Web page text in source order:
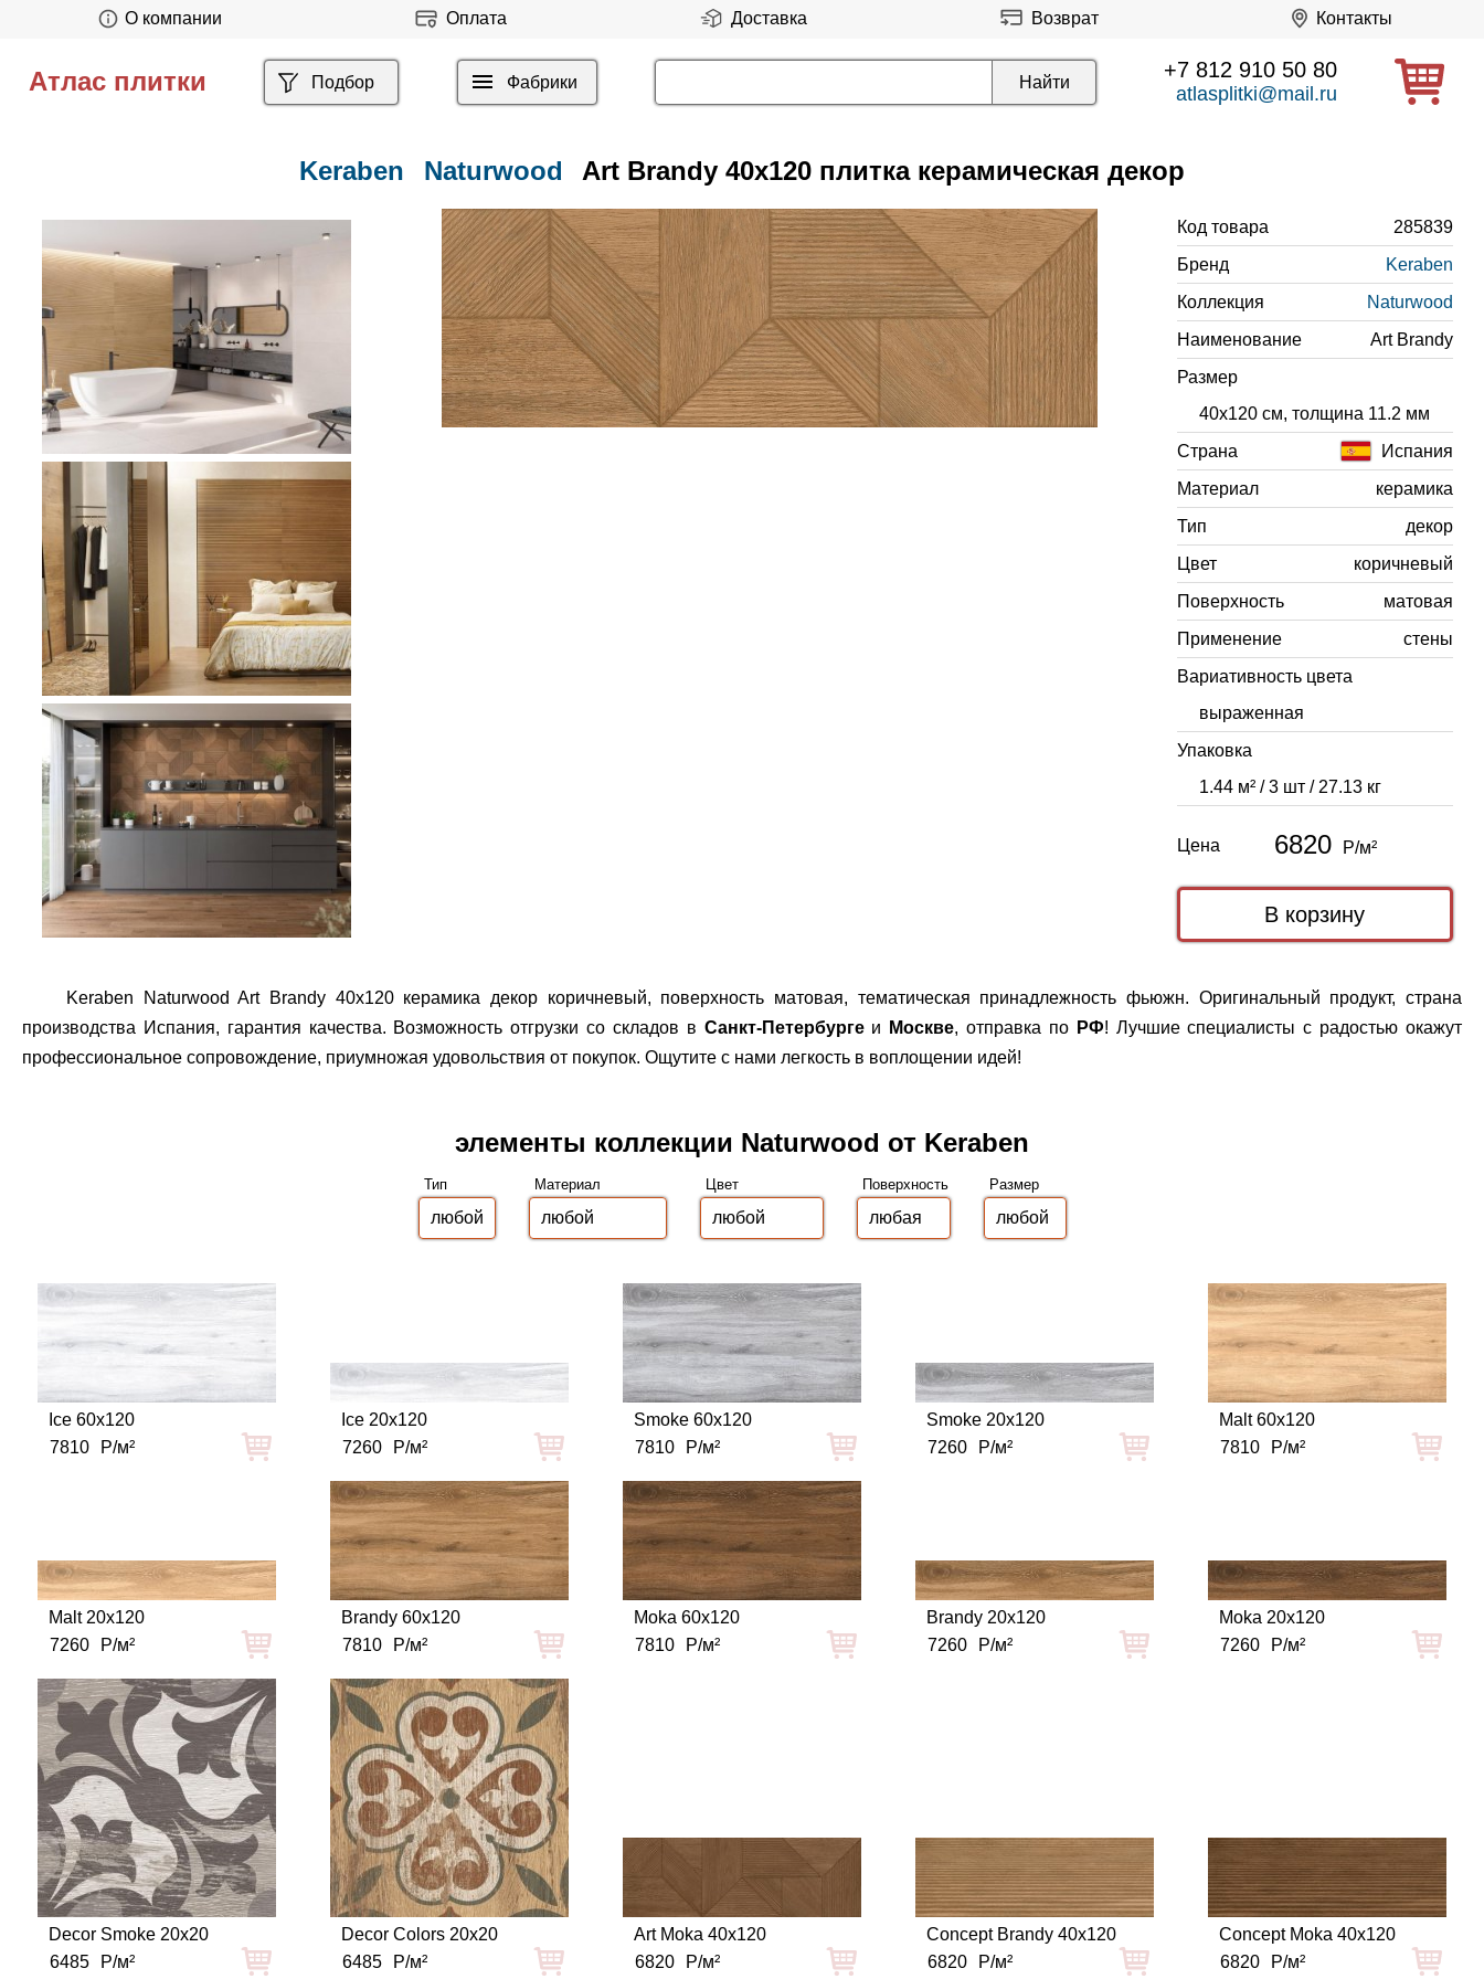
О компании Оплата Доставка Возврат Контакты
Атлас плитки Подбор Фабрики +7 812 910 50 80
atlasplitki@mail.ru
Keraben Naturwood Art Brandy 40x120 плитка керамическая декор
Код товара
285839
Бренд
Keraben
Коллекция
Naturwood
Наименование
Art Brandy
Размер
40x120 см, толщина 11.2 мм
Страна
Испания
Материал
керамика
Тип
декор
Цвет
коричневый
Поверхность
матовая
Применение
стены
Вариативность цвета
выраженная
Упаковка
1.44 м² / 3 шт / 27.13 кг
Цена 6820 Р/м²
Keraben Naturwood Art Brandy 40x120 керамика декор коричневый, поверхность матовая, тематическая принадлежность фьюжн. Оригинальный продукт, страна
производства Испания, гарантия качества. Возможность отгрузки со складов в Санкт-Петербургеи Москве, отправка по РФ! Лучшие специалисты с радостью окажут
профессиональное сопровождение, приумножая удовольствия от покупок. Ощутите с нами легкость в воплощении идей!
элементы коллекции Naturwood от Keraben
Тип Материал Цвет Поверхность Размер
Ice 60x120
7810
Р/м²
Ice 20x120
7260
Р/м²
Smoke 60x120
7810
Р/м²
Smoke 20x120
7260
Р/м²
Malt 60x120
7810
Р/м²
Malt 20x120
7260
Р/м²
Brandy 60x120
7810
Р/м²
Moka 60x120
7810
Р/м²
Brandy 20x120
7260
Р/м²
Moka 20x120
7260
Р/м²
Decor Smoke 20x20
6485
Р/м²
Decor Colors 20x20
6485
Р/м²
Art Moka 40x120
6820
Р/м²
Concept Brandy 40x120
6820
Р/м²
Concept Moka 40x120
6820
Р/м²